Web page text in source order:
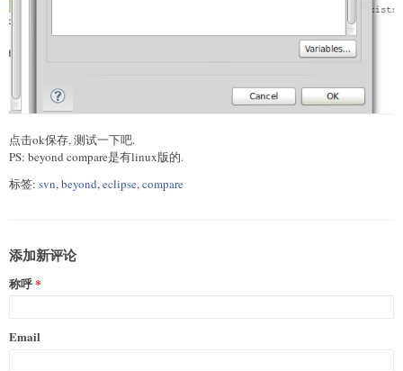
点击ok保存, 测试一下吧.
PS: beyond compare是有linux版的.
标签: svn,beyond,eclipse,compare
添加新评论
称呼
Email